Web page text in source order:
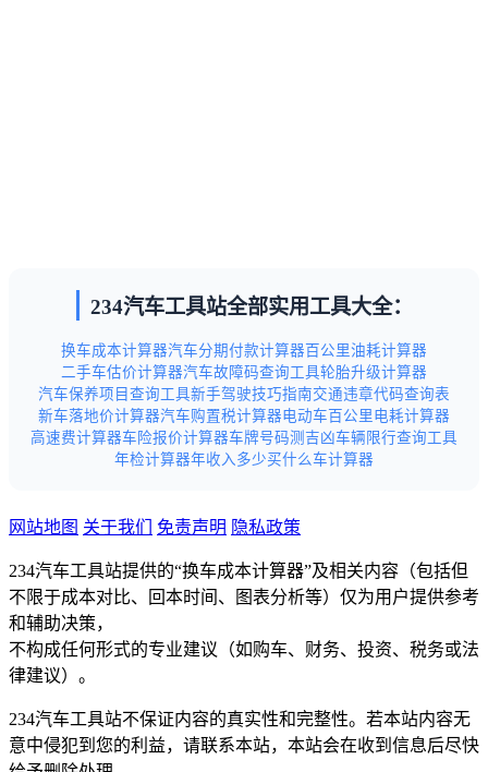
234汽车工具站全部实用工具大全：
换车成本计算器汽车分期付款计算器百公里油耗计算器
二手车估价计算器汽车故障码查询工具轮胎升级计算器
汽车保养项目查询工具新手驾驶技巧指南交通违章代码查询表
新车落地价计算器汽车购置税计算器电动车百公里电耗计算器
高速费计算器车险报价计算器车牌号码测吉凶车辆限行查询工具
年检计算器年收入多少买什么车计算器
网站地图 关于我们 免责声明 隐私政策
234汽车工具站提供的“换车成本计算器”及相关内容（包括但
不限于成本对比、回本时间、图表分析等）仅为用户提供参考
和辅助决策，
不构成任何形式的专业建议（如购车、财务、投资、税务或法
律建议）。
234汽车工具站不保证内容的真实性和完整性。若本站内容无
意中侵犯到您的利益，请联系本站，本站会在收到信息后尽快